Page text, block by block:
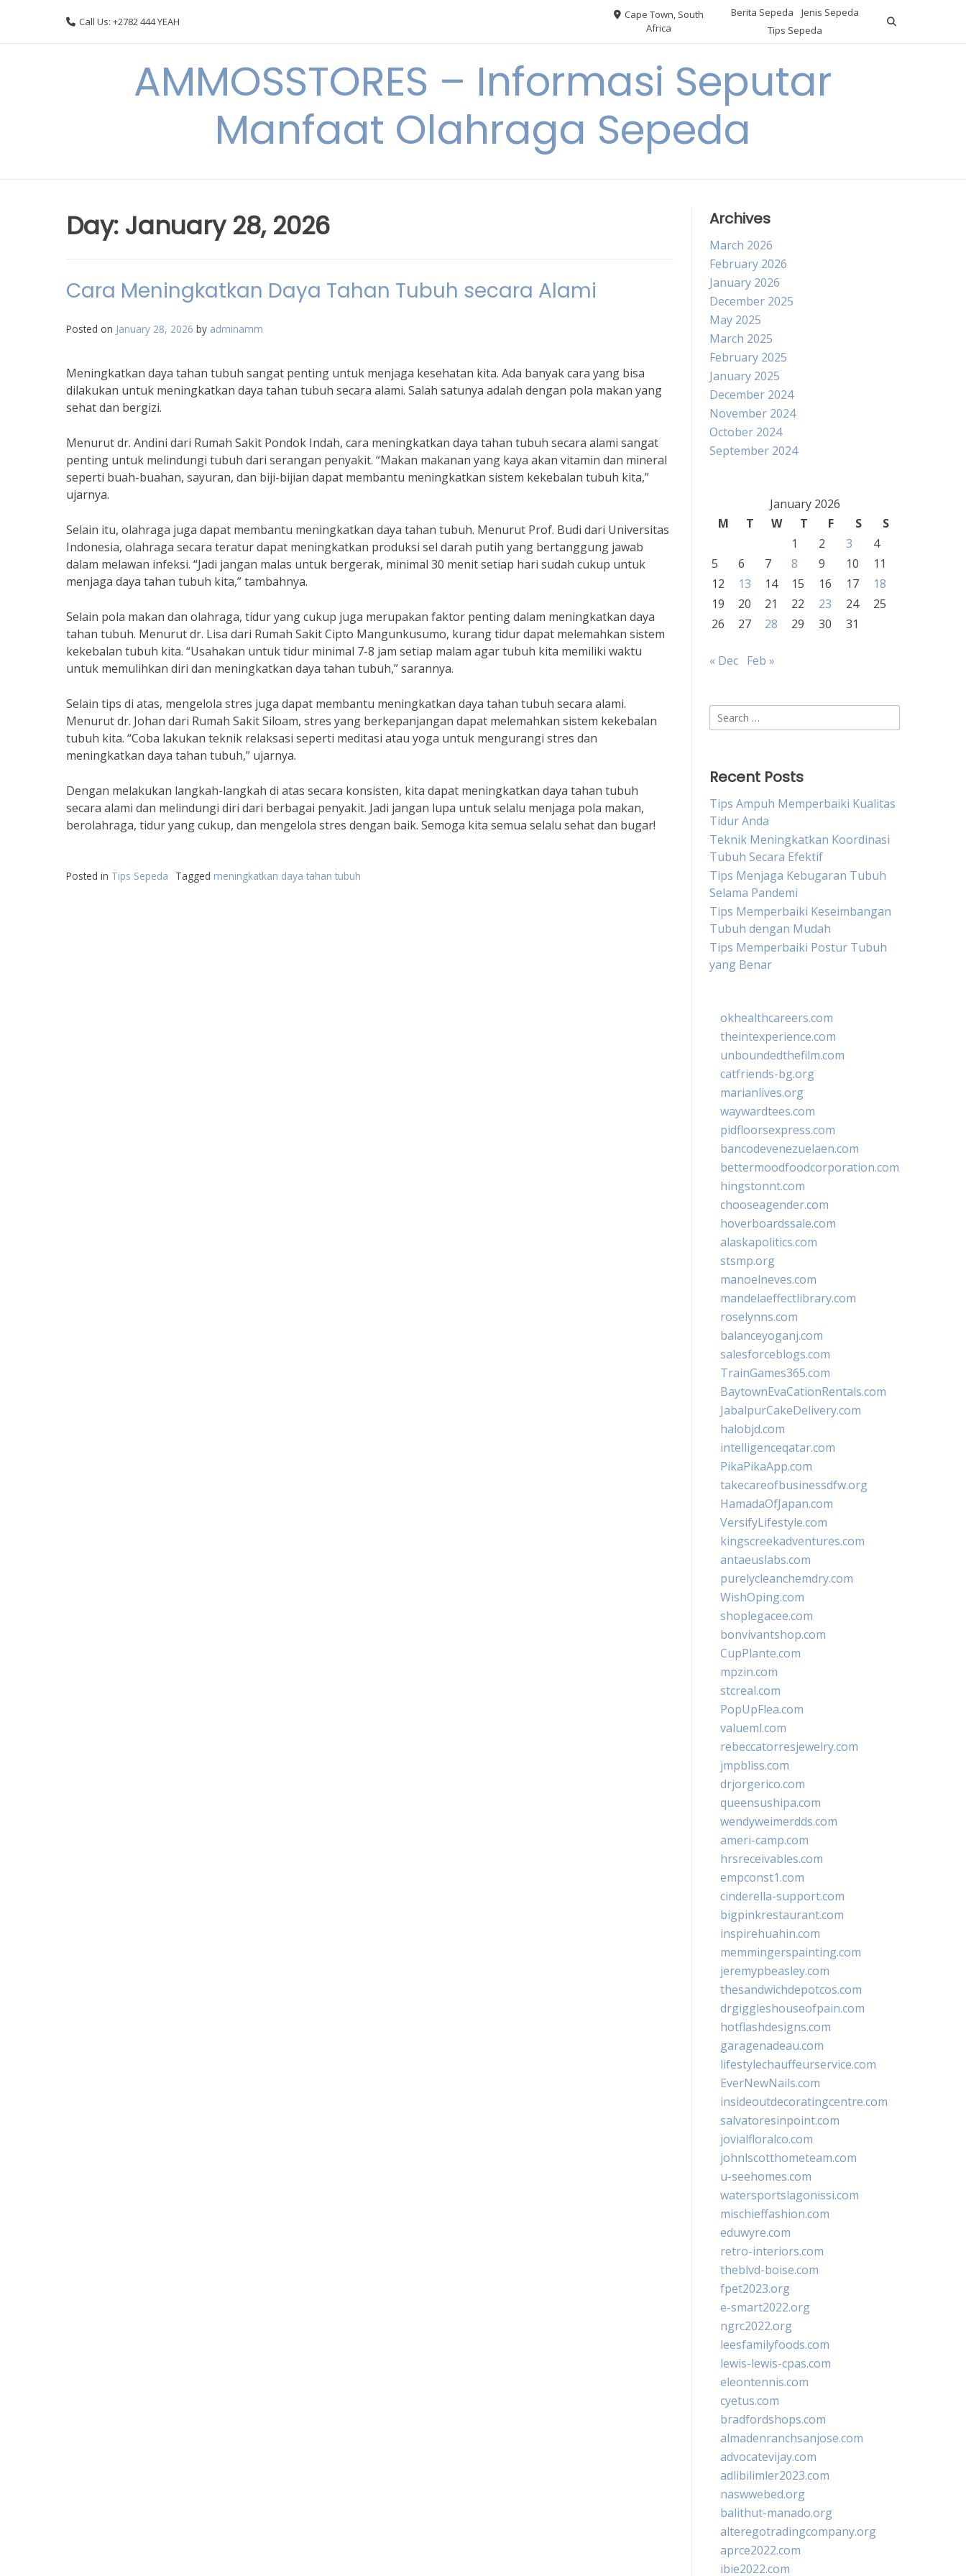
Call Us: +2782 444 YEAH
Cape Town, South
Africa
Berita Sepeda
Jenis Sepeda
Tips Sepeda
AMMOSSTORES – Informasi Seputar
Manfaat Olahraga Sepeda
Day: January 28, 2026
Cara Meningkatkan Daya Tahan Tubuh secara Alami
Posted on January 28, 2026 by adminamm
Meningkatkan daya tahan tubuh sangat penting untuk menjaga kesehatan kita. Ada banyak cara yang bisa
dilakukan untuk meningkatkan daya tahan tubuh secara alami. Salah satunya adalah dengan pola makan yang
sehat dan bergizi.
Menurut dr. Andini dari Rumah Sakit Pondok Indah, cara meningkatkan daya tahan tubuh secara alami sangat
penting untuk melindungi tubuh dari serangan penyakit. “Makan makanan yang kaya akan vitamin dan mineral
seperti buah-buahan, sayuran, dan biji-bijian dapat membantu meningkatkan sistem kekebalan tubuh kita,”
ujarnya.
Selain itu, olahraga juga dapat membantu meningkatkan daya tahan tubuh. Menurut Prof. Budi dari Universitas
Indonesia, olahraga secara teratur dapat meningkatkan produksi sel darah putih yang bertanggung jawab
dalam melawan infeksi. “Jadi jangan malas untuk bergerak, minimal 30 menit setiap hari sudah cukup untuk
menjaga daya tahan tubuh kita,” tambahnya.
Selain pola makan dan olahraga, tidur yang cukup juga merupakan faktor penting dalam meningkatkan daya
tahan tubuh. Menurut dr. Lisa dari Rumah Sakit Cipto Mangunkusumo, kurang tidur dapat melemahkan sistem
kekebalan tubuh kita. “Usahakan untuk tidur minimal 7-8 jam setiap malam agar tubuh kita memiliki waktu
untuk memulihkan diri dan meningkatkan daya tahan tubuh,” sarannya.
Selain tips di atas, mengelola stres juga dapat membantu meningkatkan daya tahan tubuh secara alami.
Menurut dr. Johan dari Rumah Sakit Siloam, stres yang berkepanjangan dapat melemahkan sistem kekebalan
tubuh kita. “Coba lakukan teknik relaksasi seperti meditasi atau yoga untuk mengurangi stres dan
meningkatkan daya tahan tubuh,” ujarnya.
Dengan melakukan langkah-langkah di atas secara konsisten, kita dapat meningkatkan daya tahan tubuh
secara alami dan melindungi diri dari berbagai penyakit. Jadi jangan lupa untuk selalu menjaga pola makan,
berolahraga, tidur yang cukup, dan mengelola stres dengan baik. Semoga kita semua selalu sehat dan bugar!
Posted in Tips Sepeda Tagged meningkatkan daya tahan tubuh
Archives
March 2026
February 2026
January 2026
December 2025
May 2025
March 2025
February 2025
January 2025
December 2024
November 2024
October 2024
September 2024
January 2026
M
T W T F S
S
1
2 3
4
5
6 7 8 9 10
11
12
13 14 15 16 17
18
19
20 21 22 23 24
25
26
27 28 29 30 31
« Dec Feb »
Search
for:
Recent Posts
Tips Ampuh Memperbaiki Kualitas
Tidur Anda
Teknik Meningkatkan Koordinasi
Tubuh Secara Efektif
Tips Menjaga Kebugaran Tubuh
Selama Pandemi
Tips Memperbaiki Keseimbangan
Tubuh dengan Mudah
Tips Memperbaiki Postur Tubuh
yang Benar
okhealthcareers.com
theintexperience.com
unboundedthefilm.com
catfriends-bg.org
marianlives.org
waywardtees.com
pidfloorsexpress.com
bancodevenezuelaen.com
bettermoodfoodcorporation.com
hingstonnt.com
chooseagender.com
hoverboardssale.com
alaskapolitics.com
stsmp.org
manoelneves.com
mandelaeffectlibrary.com
roselynns.com
balanceyoganj.com
salesforceblogs.com
TrainGames365.com
BaytownEvaCationRentals.com
JabalpurCakeDelivery.com
halobjd.com
intelligenceqatar.com
PikaPikaApp.com
takecareofbusinessdfw.org
HamadaOfJapan.com
VersifyLifestyle.com
kingscreekadventures.com
antaeuslabs.com
purelycleanchemdry.com
WishOping.com
shoplegacee.com
bonvivantshop.com
CupPlante.com
mpzin.com
stcreal.com
PopUpFlea.com
valueml.com
rebeccatorresjewelry.com
jmpbliss.com
drjorgerico.com
queensushipa.com
wendyweimerdds.com
ameri-camp.com
hrsreceivables.com
empconst1.com
cinderella-support.com
bigpinkrestaurant.com
inspirehuahin.com
memmingerspainting.com
jeremypbeasley.com
thesandwichdepotcos.com
drgiggleshouseofpain.com
hotflashdesigns.com
garagenadeau.com
lifestylechauffeurservice.com
EverNewNails.com
insideoutdecoratingcentre.com
salvatoresinpoint.com
jovialfloralco.com
johnlscotthometeam.com
u-seehomes.com
watersportslagonissi.com
mischieffashion.com
eduwyre.com
retro-interiors.com
theblvd-boise.com
fpet2023.org
e-smart2022.org
ngrc2022.org
leesfamilyfoods.com
lewis-lewis-cpas.com
eleontennis.com
cyetus.com
bradfordshops.com
almadenranchsanjose.com
advocatevijay.com
adlibilimler2023.com
naswwebed.org
balithut-manado.org
alteregotradingcompany.org
aprce2022.com
ibie2022.com